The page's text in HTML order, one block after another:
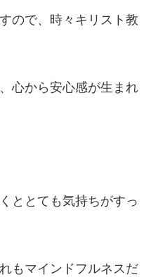
ので、時々キリスト教
心から安心感が生まれ
ととても気持ちがすっ
もマインドフルネスだ